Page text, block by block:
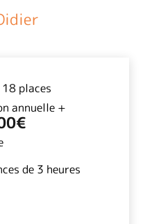
places
annuelle +
€
de 3 heures